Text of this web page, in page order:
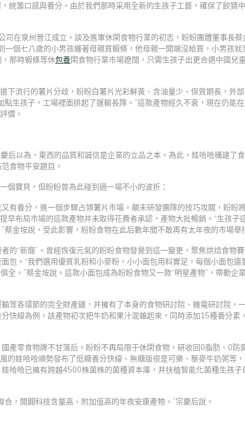
統籌口感與養分。由於我們那時采用全新的生孩子工藝，確保了飲猜
在泉州晉江成立。談及進軍休閑食物行業的初志，盼盼團體董事長蔡
個七八歲的小男孩纏著母親買蝦條，他母親一開端沒給買，小男孩就
那時蝦條等休包養閑食物行業市場遼闊，只需生孩子出更合適中國兒
下流行的薯片分歧，盼盼白薯片光彩鮮黃、含油量少、保質期長，外
生孩子，工場裡面排起了運輸長隊。”這款產物經久不衰，現在仍能
價。
后以為，東西的品質和誠信是企業的立品之本。為此，娃哈哈構建了
食物平安題目。
個寶貝，但盼盼曾為此碰到過一場不小的波折：
有養分，進一個步驟占領薯片市場。顛末研發團隊的技巧攻關，盼盼
早布局市場的這款產物并未取得花費者承認，產物大批暢銷。“生孩子
金垵說，受此影響，盼盼食物在此后數年間不敢再有太年夜的市場舉
的“新寵”。曾經恢復元氣的盼盼食物發覺到這一變更，聚焦烘焙食物賽
包。“我們選用優質乳粉和小麥粉，小小面包用料實足，每個小面包還
。”蔡金垵說。這款小面包成為盼盼食物又一款“明星產物”，帶動企
等各環節的完全財產鏈，并擁有了本身的食物研討院、機電研討院，
快線為例，該產物初次把牛奶和果汁混雜起來，同時添加15種養分素
產零食物牌不甘落后。盼盼不再局限于休閑食物，研收回0脂肪、0防
的娃哈哈順勢發布了低糖養分快線、無糖版很是可樂、藜麥牛奶粥等
哈哈已擁有跨越4500株菌株的菌種資本庫，并扶植智能化菌種生孩子
，開闢科技含量高、附加值高的年夜安康產物。”宗慶后說。